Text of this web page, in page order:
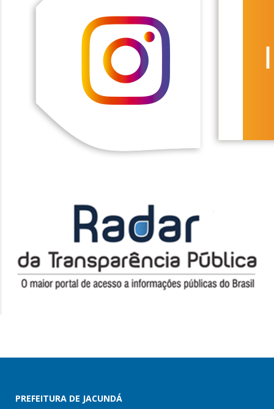
PREFEITURA DE JACUNDÁ